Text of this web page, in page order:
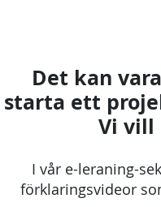
Det kan
starta ett
Vi vill
I vår e-leraning-
förklaringsvideor